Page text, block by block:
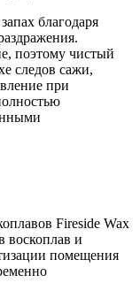
благодаря
поэтому чистый
следов сажи,
при
Fireside Wax
воскоплав и
помещения